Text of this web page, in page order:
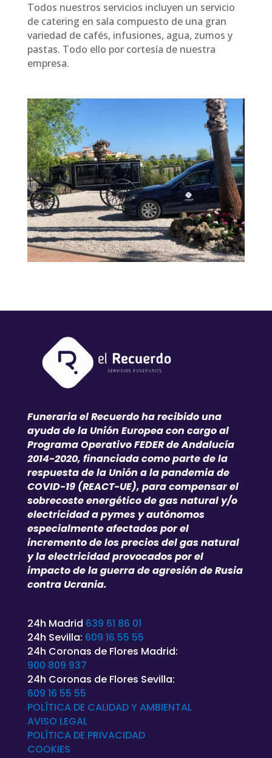
Todos nuestros servicios incluyen un servicio
de catering en sala compuesto de una gran
variedad de cafés, infusiones, agua, zumos y
pastas. Todo ello por cortesía de nuestra
empresa.
Funeraria el Recuerdo ha recibido una
ayuda de la Unión Europea con cargo al
Programa Operativo FEDER de Andalucía
2014-2020, financiada como parte de la
respuesta de la Unión a la pandemia de
COVID-19 (REACT-UE), para compensar el
sobrecoste energético de gas natural y/o
electricidad a pymes y autónomos
especialmente afectados por el
incremento de los precios del gas natural
y la electricidad provocados por el
impacto de la guerra de agresión de Rusia
contra Ucrania.
24h Madrid 639 61 86 01
24h Sevilla: 609 16 55 55
24h Coronas de Flores Madrid:
900 809 937
24h Coronas de Flores Sevilla:
609 16 55 55
POLÍTICA DE CALIDAD Y AMBIENTAL
AVISO LEGAL
POLÍTICA DE PRIVACIDAD
COOKIES